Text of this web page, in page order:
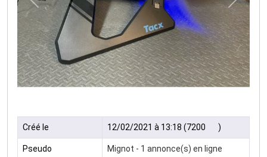
Précédent
Créé le 12/02/2021 à 13:18 (7200 )
Pseudo Mignot - 1 annonce(s) en ligne